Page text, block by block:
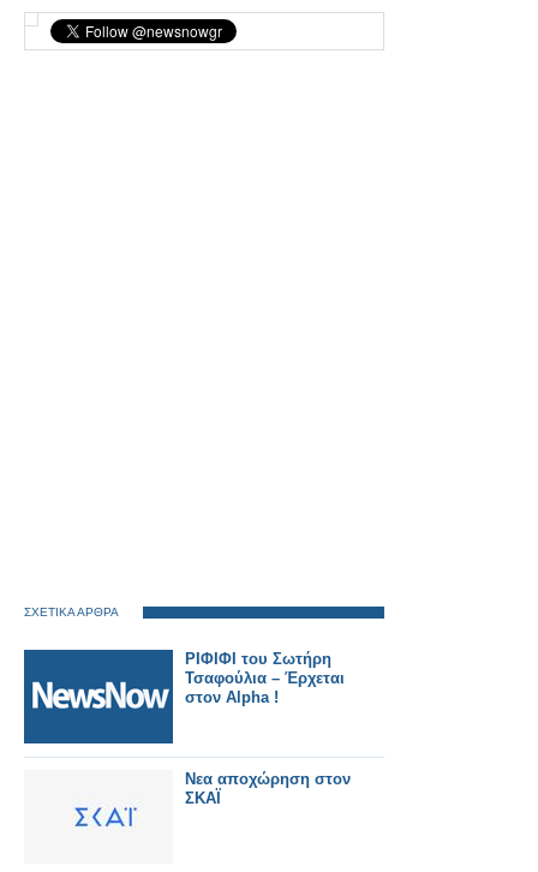
ΣΧΕΤΙΚΑ ΑΡΘΡΑ
ΡΙΦΙΦΙ του Σωτήρη
Τσαφούλια – Έρχεται
στον Alpha !
Νεα αποχώρηση στον
ΣΚΑΪ